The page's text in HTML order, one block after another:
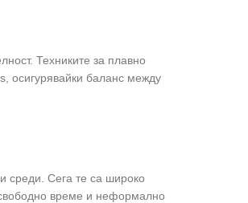
Техниките за плавно
осигурявайки баланс между
среди. Сега те са широко
време и неформално